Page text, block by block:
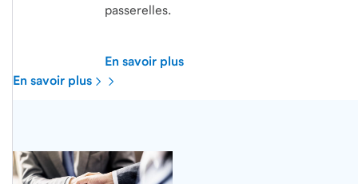
En savoir plus
passerelles.
En savoir plus